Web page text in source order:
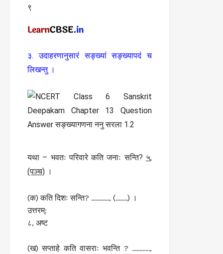
९
३. उदाहरणानुसारं सङ्ख्यां सङ्ख्यापदं च
लिखन्तु ।
यथा – भवतः परिवारे कति जनाः सन्ति? ५,
(पञ्च) ।
(क) कति दिशः सन्ति? …………, (……..) ।
उत्तरम्:
८, अष्ट
(ख) सप्ताहे कति वासराः भवन्ति ? …………,